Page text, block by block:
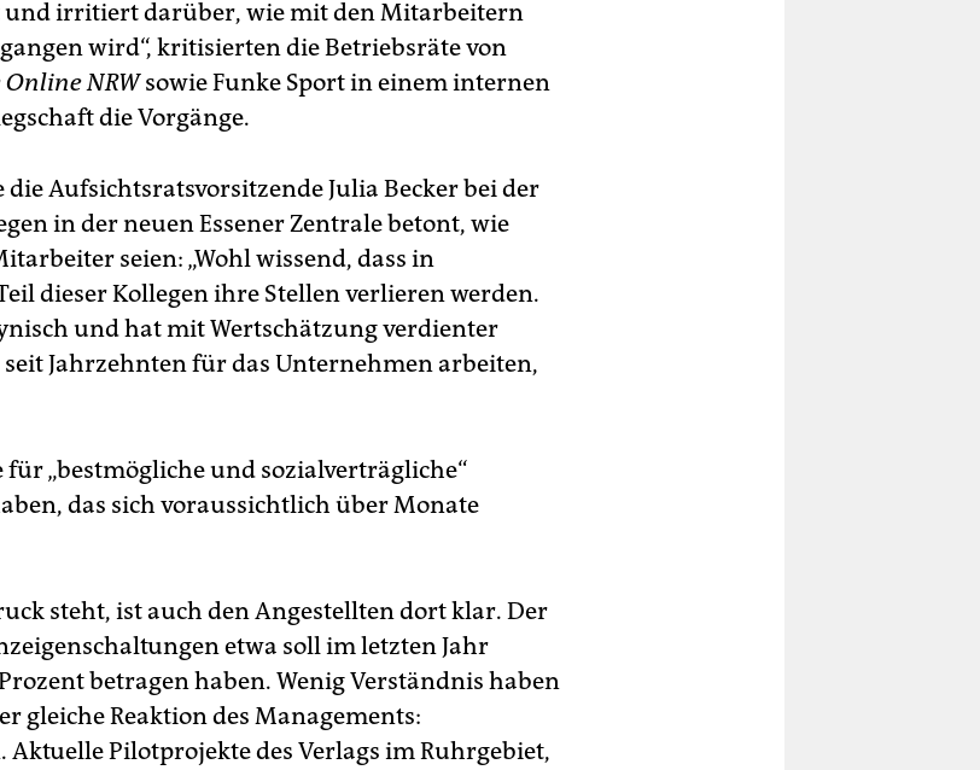
und irritiert darüber, wie mit den Mitarbeitern
wird“, kritisierten die Betriebsräte von
Online NRWsowie Funke Sport in einem internen
die Vorgänge.
Aufsichtsratsvorsitzende Julia Becker bei der
in der neuen Essener Zentrale betont, wie
seien: „Wohl wissend, dass in
dieser Kollegen ihre Stellen verlieren werden.
und hat mit Wertschätzung verdienter
Jahrzehnten für das Unternehmen arbeiten,
„bestmögliche und sozialverträgliche“
das sich voraussichtlich über Monate
steht, ist auch den Angestellten dort klar. Der
etwa soll im letzten Jahr
betragen haben. Wenig Verständnis haben
gleiche Reaktion des Managements:
Pilotprojekte des Verlags im Ruhrgebiet,